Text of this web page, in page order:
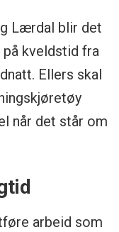
Lærdal blir det
kveldstid fra
Ellers skal
når det står om
arbeid som